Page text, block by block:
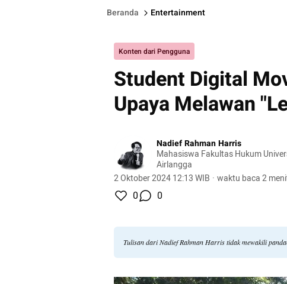
Beranda Entertainment
Konten dari Pengguna
Student Digital
Upaya Melawan
Nadief Rahman Harris
Mahasiswa Fakultas Hukum
Airlangga
2 Oktober 2024 12:13 WIB · waktu baca 2
0 0
Tulisan dari Nadief Rahman Harris tidak mewakili